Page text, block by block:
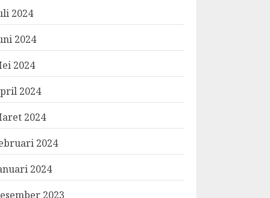
2024
2024
2024
2024
2024
2024
2024
2023